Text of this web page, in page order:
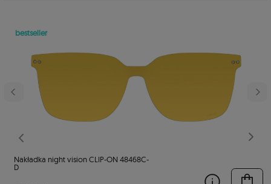
Poprzedni
bestseller
Nakładka night vision CLIP-ON 48468C-
D